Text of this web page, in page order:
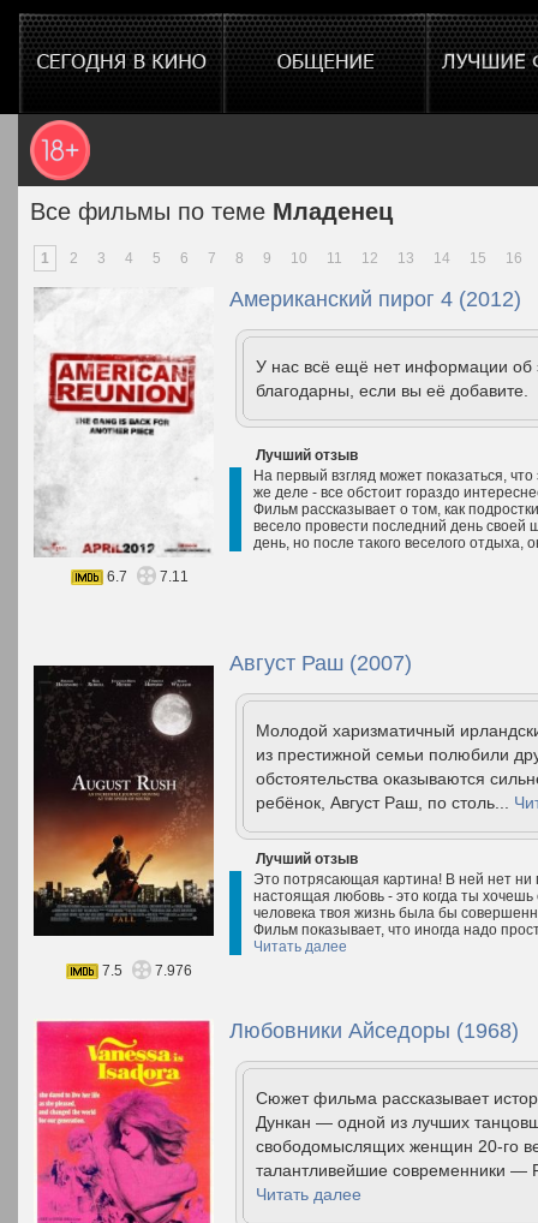
Все фильмы по теме Младенец
1 2 3 4 5 6 7 8 9 10 11 12 13 14 15 16
Американский пирог 4 (2012)
У нас всё ещё нет информации
благодарны, если вы её добавите.
Лучший отзыв
На первый взгляд может показаться,
же деле - все обстоит гораздо
Фильм рассказывает о том, как
весело провести последний день
день, но после такого веселого отдыха,
6.7
7.11
Август Раш (2007)
Молодой харизматичный
из престижной семьи полюбили
обстоятельства оказываются
ребёнок, Август Раш, по столь...
Лучший отзыв
Это потрясающая картина! В ней нет
настоящая любовь - это когда ты
человека твоя жизнь была бы
Фильм показывает, что иногда надо
Читать далее
7.5
7.976
Любовники Айседоры (1968)
Сюжет фильма рассказывает
Дункан — одной из лучших
свободомыслящих женщин 20-го
талантливейшие современники —
Читать далее